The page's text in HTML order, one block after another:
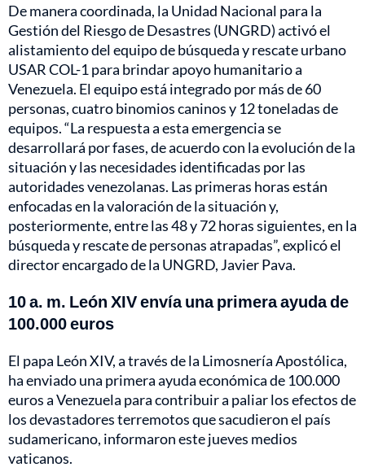
De manera coordinada, la Unidad Nacional para la
Gestión del Riesgo de Desastres (UNGRD) activó el
alistamiento del equipo de búsqueda y rescate urbano
USAR COL-1 para brindar apoyo humanitario a
Venezuela. El equipo está integrado por más de 60
personas, cuatro binomios caninos y 12 toneladas de
equipos. “La respuesta a esta emergencia se
desarrollará por fases, de acuerdo con la evolución de la
situación y las necesidades identificadas por las
autoridades venezolanas. Las primeras horas están
enfocadas en la valoración de la situación y,
posteriormente, entre las 48 y 72 horas siguientes, en la
búsqueda y rescate de personas atrapadas”, explicó el
director encargado de la UNGRD, Javier Pava.
10 a. m. León XIV envía una primera ayuda de
100.000 euros
El papa León XIV, a través de la Limosnería Apostólica,
ha enviado una primera ayuda económica de 100.000
euros a Venezuela para contribuir a paliar los efectos de
los devastadores terremotos que sacudieron el país
sudamericano, informaron este jueves medios
vaticanos.